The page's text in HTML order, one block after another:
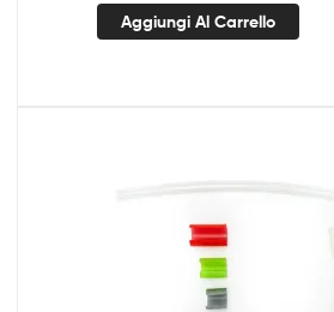
Aggiungi Al Carrello